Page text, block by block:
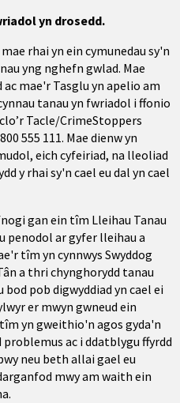
yn drosedd.
rhai yn ein cymunedau sy'n
yng nghefn gwlad. Mae
mae'r Tasglu yn apelio am
tanau yn fwriadol i ffonio
Tacle/CrimeStoppers
555 111. Mae dienw yn
eich cyfeiriad, na lleoliad
y rhai sy'n cael eu dal yn cael
gan ein tîm Lleihau Tanau
penodol ar gyfer lleihau a
tîm yn cynnwys Swyddog
a thri chynghorydd tanau
pob digwyddiad yn cael ei
er mwyn gwneud ein
yn gweithio'n agos gyda'n
ac i ddatblygu ffyrdd
neu beth allai gael eu
mwy am waith ein